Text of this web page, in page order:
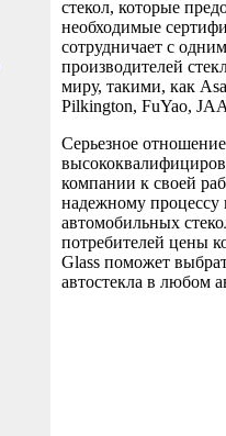
стекол, которые
необходимые
сотрудничает с
производителей
миру, такими, как
Pilkington, FuYao,
Серьезное отношение
компании к своей
надежному процессу
автомобильных
потребителей цены
Glass поможет
автостекла в любом